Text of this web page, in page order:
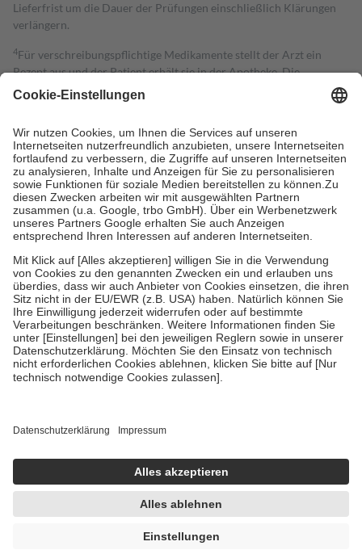
Lieferfrist um die Dauer der Prüfungen einschließlich Klärungen
verlängern.
4Für verschreibungspflichtige Medikamente stellt der Arzt ein
Rezept aus und der Patient erhält sie in der Apotheke. Die
gesetzliche Krankenversicherung übernimmt in der Regel die
Kosten dafür, der Versicherte trägt einen Teil davon als Zuzahlung
Grundsätzlich leisten Mitglieder Zuzahlungen in Höhe von zehn
Prozent des Abgabepreises,mindestens jedochfünf Euround
höchstens zehn Euro.Es sind jedoch nie mehr als die tatsächlichen
Kosten der Leistung zu entrichten.
Diese Regeln gelten grundsätzlich auch für Online-Apotheken.
Bei Heilmitteln und häuslicher Krankenpflege beträgt die
Zuzahlung zehn Prozent der Kosten sowie zehn Euro je
Verordnung.
Um das Engagement der Versicherten für ihre eigene Gesundheit zu
stärken und die besondere Stellung der Familie zu unterstützen,
fallenkeine Zuzahlungenan bei:
• Kindern und Jugendlichen bis zum vollendeten 18. Lebensjahr
mit Ausnahme der Fahrkosten
• Untersuchungen zur Vorsorge und Früherkennung, die von der
GKV getragen werden
Einholung von Bewertungen. Trusted Shops hat Maßnahmen
getroffen, um sicherzustellen, dass es sich um echte Bewertungen
handelt. Mehr Informationen findest du hier:
https://help.etrusted.com/hc/de/articles/4419944605341